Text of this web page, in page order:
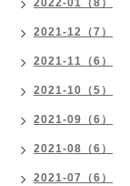
2022-01（8）
2021-12（7）
2021-11（6）
2021-10（5）
2021-09（6）
2021-08（6）
2021-07（6）